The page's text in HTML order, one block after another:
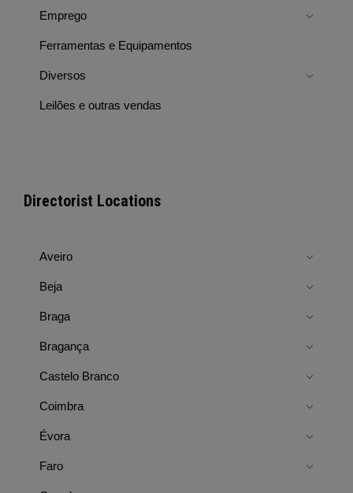
Emprego
Ferramentas e Equipamentos
Diversos
Leilões e outras vendas
Directorist Locations
Aveiro
Beja
Braga
Bragança
Castelo Branco
Coimbra
Évora
Faro